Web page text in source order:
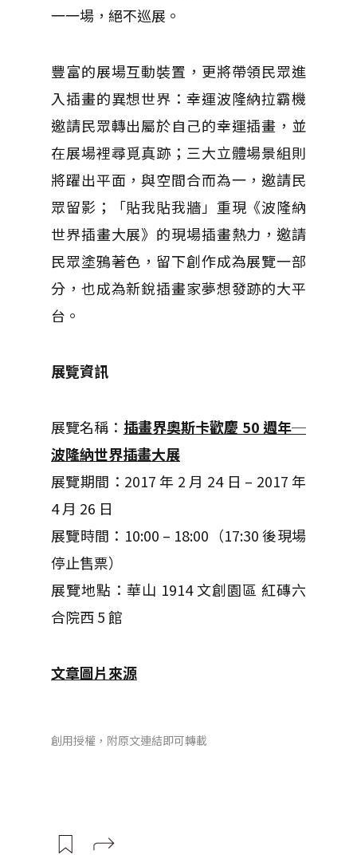
一一場，絕不巡展。
豐富的展場互動裝置，更將帶領民眾進
入插畫的異想世界：幸運波隆納拉霸機
邀請民眾轉出屬於自己的幸運插畫，並
在展場裡尋覓真跡；三大立體場景組則
將躍出平面，與空間合而為一，邀請民
眾留影；「貼我貼我牆」重現《波隆納
世界插畫大展》的現場插畫熱力，邀請
民眾塗鴉著色，留下創作成為展覽一部
分，也成為新銳插畫家夢想發跡的大平
台。
展覽資訊
展覽名稱： 插畫界奧斯卡歡慶 50 週年─
波隆納世界插畫大展
展覽期間：2017 年 2 月 24 日 – 2017 年
4 月 26 日
展覽時間：10:00 – 18:00（17:30 後現場
停止售票）
展覽地點：華山 1914 文創園區 紅磚六
合院西 5 館
文章圖片來源
創用授權，附原文連結即可轉載